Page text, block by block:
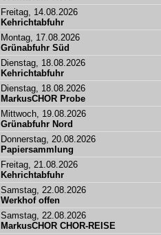
Freitag, 14.08.2026
Kehrichtabfuhr
Montag, 17.08.2026
Grünabfuhr Süd
Dienstag, 18.08.2026
Kehrichtabfuhr
Dienstag, 18.08.2026
MarkusCHOR Probe
Mittwoch, 19.08.2026
Grünabfuhr Nord
Donnerstag, 20.08.2026
Papiersammlung
Freitag, 21.08.2026
Kehrichtabfuhr
Samstag, 22.08.2026
Werkhof offen
Samstag, 22.08.2026
MarkusCHOR CHOR-REISE